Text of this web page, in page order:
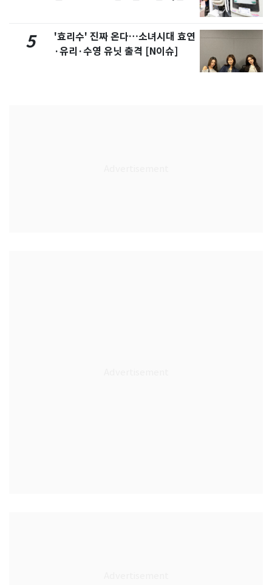
5
'효리수' 진짜 온다…소녀시대 효연
·유리·수영 유닛 출격 [N이슈]